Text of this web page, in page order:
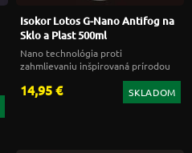
Isokor Lotos G-Nano Antifog na
Sklo a Plast 500ml
Nano technológia proti
zahmlievaniu inšpirovaná prírodou
14,95 € SKLADOM